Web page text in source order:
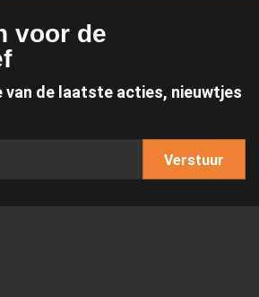
voor de
van de laatste acties, nieuwtjes
Verstuur